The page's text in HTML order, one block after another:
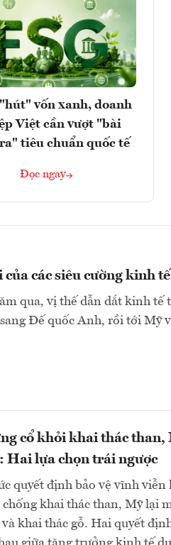
vốn xanh, doanh
Việt cần vượt "bài
tiêu chuẩn quốc tế
Đọc ngay
của các siêu cường kinh
qua, vị thế dẫn dắt kinh tế
Đế quốc Anh, rồi tới Mỹ
cổ khỏi khai thác than,
Hai lựa chọn trái ngược
quyết định bảo vệ vĩnh viễn
khai thác than, Mỹ lại
khai thác gỗ. Hai quyết